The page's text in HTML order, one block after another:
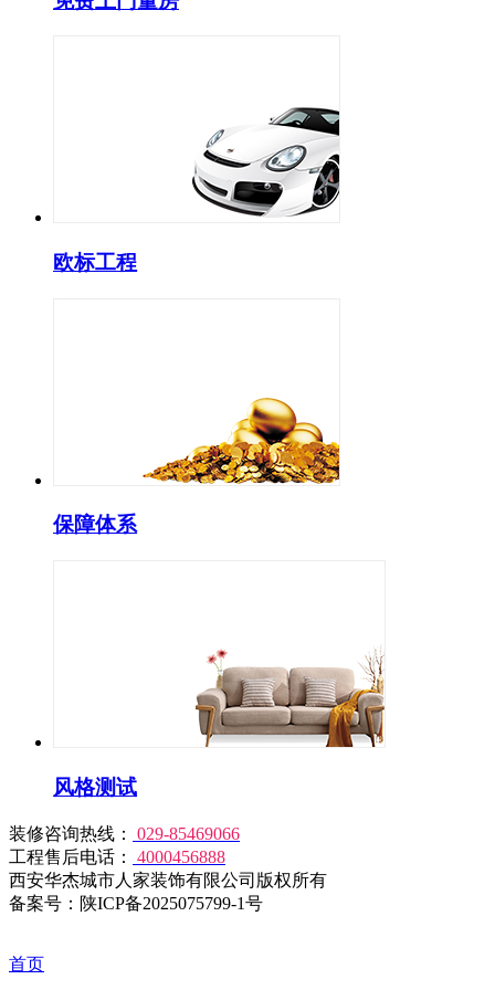
欧标工程
保障体系
风格测试
装修咨询热线：
029-85469066
工程售后电话：
4000456888
西安华杰城市人家装饰有限公司版权所有
备案号：陕ICP备2025075799-1号
首页